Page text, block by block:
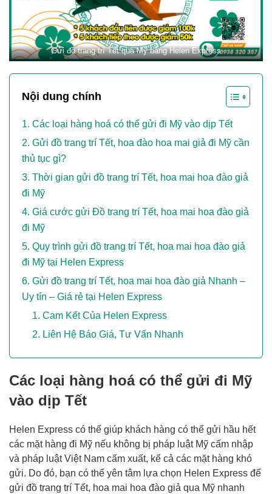
Gửi đồ trang trí Tết qua Mỹ bằng Helen Express
Nội dung chính
Các loại hàng hoá có thể gửi đi Mỹ vào dịp Tết
Gửi đồ trang trí Tết, hoa đào hoa mai giả đi Mỹ cần
thủ tục gì?
Thời gian gửi đồ trang trí Tết, hoa mai hoa đào giả
đi Mỹ
Giá cước gửi Đồ trang trí Tết, hoa mai hoa đào giả
đi Mỹ
Quy trình gửi đồ trang trí Tết, hoa mai hoa đào giả
đi Mỹ tại Helen Express
Gửi đồ trang trí Tết, hoa mai hoa đào giả Nhanh –
Uy tín – Giá rẻ tại Helen Express
Cam Kết Của Helen Express
Liên Hệ Báo Giá, Tư Vấn Nhanh
Các loại hàng hoá có thể gửi đi Mỹ
vào dịp Tết
Helen Express có thể giúp khách hàng có thể gửi hầu hết
các mặt hàng đi Mỹ nếu không bị pháp luật Mỹ cấm nhập
và pháp luật Việt Nam cấm xuất, kể cả các mặt hàng khó
gửi. Do đó, bạn có thể yên tâm lựa chọn Helen Express để
gửi đồ trang trí Tết, hoa mai hoa đào giả qua Mỹ nhanh